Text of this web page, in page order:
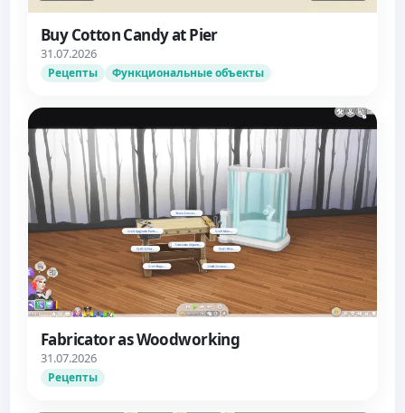
Buy Cotton Candy at Pier
31.07.2026
Рецепты Функциональные объекты
Fabricator as Woodworking
31.07.2026
Рецепты